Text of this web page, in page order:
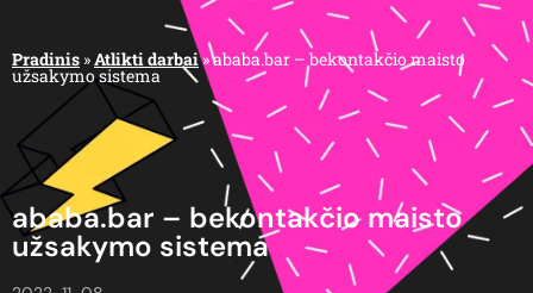
Pradinis »Atlikti darbai»ababa.bar – bekontakčio maisto
užsakymo sistema
ababa.bar – bekontakčio maisto
užsakymo sistema